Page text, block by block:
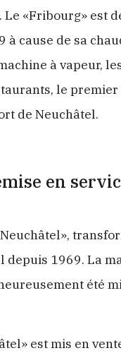
Le «Fribourg» est
à cause de sa
à vapeur,
le
de Neuchâtel.
en
depuis 1969. La
été
est mis en